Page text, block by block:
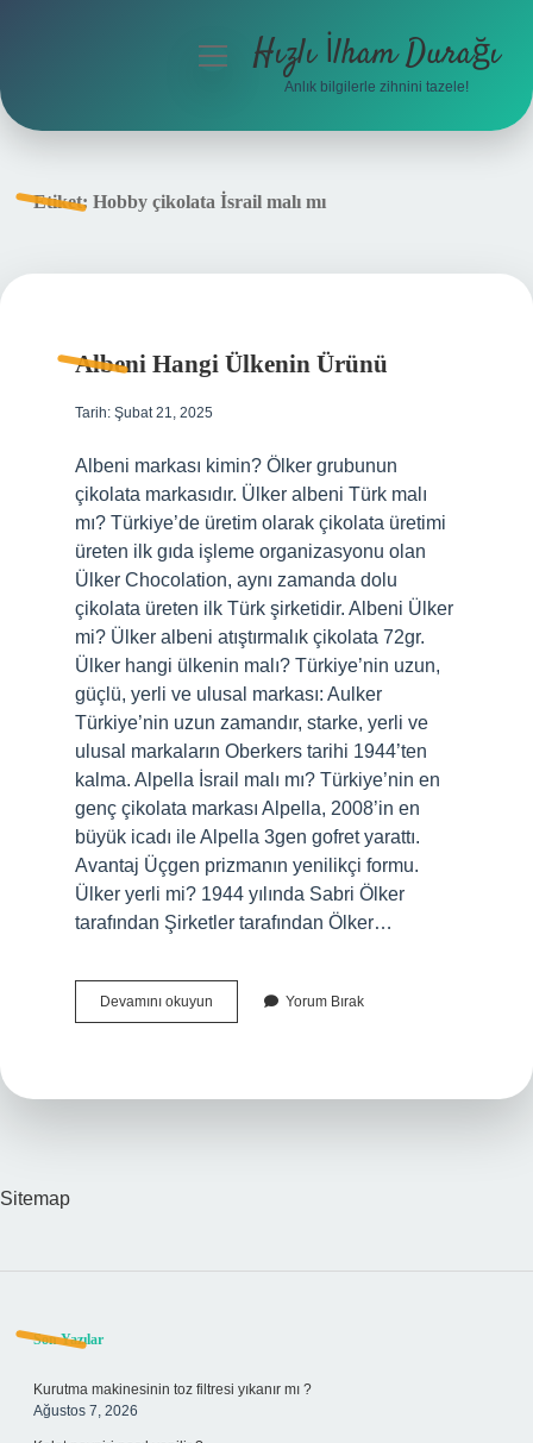
menüyüHızlı İlham Durağı
Anlık bilgilerle zihnini tazele!
Etiket: Hobby çikolata İsrail malı mı
Albeni Hangi Ülkenin Ürünü
Tarih: Şubat 21, 2025
Albeni markası kimin? Ölker grubunun
çikolata markasıdır. Ülker albeni Türk malı
mı? Türkiye’de üretim olarak çikolata üretimi
üreten ilk gıda işleme organizasyonu olan
Ülker Chocolation, aynı zamanda dolu
çikolata üreten ilk Türk şirketidir. Albeni Ülker
mi? Ülker albeni atıştırmalık çikolata 72gr.
Ülker hangi ülkenin malı? Türkiye’nin uzun,
güçlü, yerli ve ulusal markası: Aulker
Türkiye’nin uzun zamandır, starke, yerli ve
ulusal markaların Oberkers tarihi 1944’ten
kalma. Alpella İsrail malı mı? Türkiye’nin en
genç çikolata markası Alpella, 2008’in en
büyük icadı ile Alpella 3gen gofret yarattı.
Avantaj Üçgen prizmanın yenilikçi formu.
Ülker yerli mi? 1944 yılında Sabri Ölker
tarafından Şirketler tarafından Ölker…
Devamını okuyun
Hangi
Yorum Bırak
Sitemap
Sidebar
Son Yazılar
Kurutma makinesinin toz filtresi yıkanır mı ?
Ağustos 7, 2026